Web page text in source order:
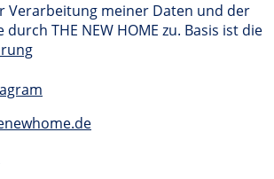
Verarbeitung meiner Daten und der
THE NEW HOME zu. Basis ist die